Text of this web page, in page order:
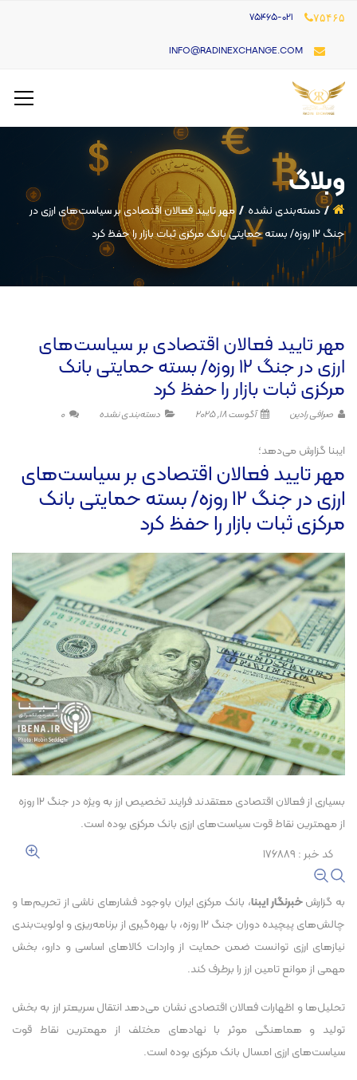
۷۵۴۶۵
INFO@RADINEXCHANGE.COM
وبلاگ
دسته‌بندی نشده
مهر تایید فعالان اقتصادی بر سیاست‌های ارزی در
جنگ ۱۲ روزه/ بسته حمایتی بانک مرکزی ثبات بازار را حفظ کرد
مهر تایید فعالان اقتصادی بر سیاست‌های
ارزی در جنگ ۱۲ روزه/ بسته حمایتی بانک
مرکزی ثبات بازار را حفظ کرد
صرافی رادین آگوست 18, 2025 دسته‌بندی نشده 0
ایبنا گزارش می‌دهد؛
مهر تایید فعالان اقتصادی بر سیاست‌های
ارزی در جنگ ۱۲ روزه/ بسته حمایتی بانک
مرکزی ثبات بازار را حفظ کرد
بسیاری از فعالان اقتصادی معتقدند فرایند تخصیص ارز به ویژه در جنگ ۱۲ روزه
از مهمترین نقاط قوت سیاست‌های ارزی بانک مرکزی بوده است.
کد خبر : ۱۷۶۸۸۹
به گزارشخبرنگار ایبنا، بانک مرکزی ایران باوجود فشار‌های ناشی از تحریم‌ها و
چالش‌های پیچیده دوران جنگ ۱۲ روزه، با بهره‌گیری از برنامه‌ریزی و اولویت‌بندی
نیاز‌های ارزی توانست ضمن حمایت از واردات کالا‌های اساسی و دارو، بخش
مهمی از موانع تامین ارز را برطرف کند.
تحلیل‌ها و اظهارات فعالان اقتصادی نشان می‌دهد انتقال سریعتر ارز به بخش
تولید و هماهنگی موثر با نهاد‌های مختلف از مهمترین نقاط قوت
سیاست‌های ارزی امسال بانک مرکزی بوده است.